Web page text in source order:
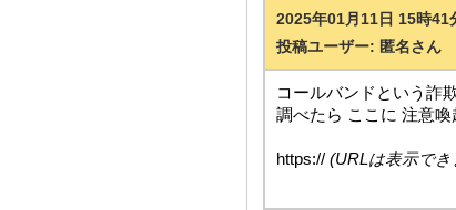
2025年01月11日 15時41
投稿ユーザー: 匿名さん
コールバンドという詐
調べたら ここに 注意
https:// (URLは表示でき